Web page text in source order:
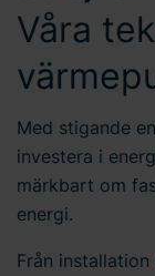
Våra
Med stigande
investera i
märkbart om
energi.
Från